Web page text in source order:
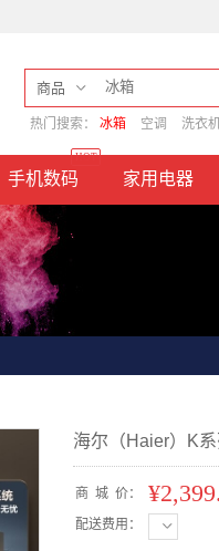
商品
热门搜索： 冰箱 空调 洗衣
手机数码
HOT
家用电器
海尔（Haier）K
商 城 价：
配送费用：